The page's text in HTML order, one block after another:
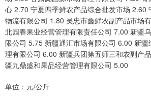
心 2.70 宁夏四季鲜农产品综合批发市场 2.60
物流有限公司 1.80 吴忠市鑫鲜农副产品市场
北园春果业经营管理有限责任公司 7.00 新疆
限公司 5.75 新疆通汇市场有限公司 6.00 新
理有限公司 6.00 新疆兵团第五师三和农副产
疆九鼎盛和果品经营管理有限公司 5.00
单位：元/公斤